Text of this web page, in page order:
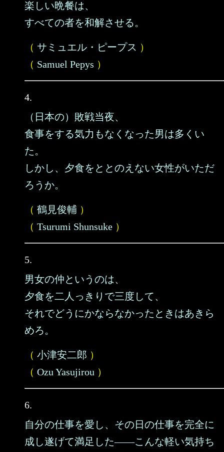
楽しい晩餐は、
すべての者を和解させる。
（ サミュエル・ピープス ）
（ Samuel Pepys ）
4.
（日本の）敗戦当夜、
食事をする気力もなくなった男は多くい
た。
しかし、夕食をととのえない女性がいただ
ろうか。
（ 鶴見俊輔 ）
（ Tsurumi Shunsuke ）
5.
男女の仲というのは、
夕食を二人っきりで三度して、
それでどうにかならなかったときはあきら
めろ。
（ 小津安二郎 ）
（ Ozu Yasujirou ）
6.
自分の仕事を愛し、その日の仕事を完全に
成し遂げて満足した――こんな軽い気持ち